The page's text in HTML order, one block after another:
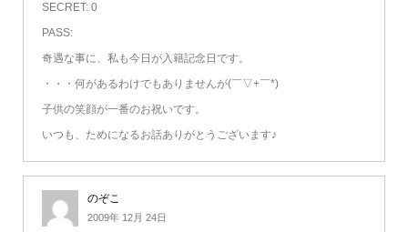
SECRET: 0
PASS:
奇遇な事に、私も今日が入籍記念日です。
・・・何があるわけでもありませんが(￣▽+￣*)
子供の笑顔が一番のお祝いです。
いつも、ためになるお話ありがとうございます♪
のぞこ
2009年 12月 24日